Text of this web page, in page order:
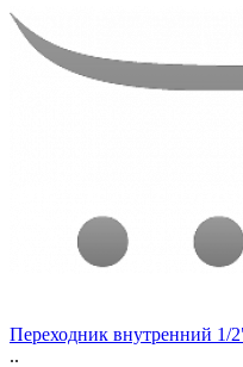
Переходник внутренний 1/
..